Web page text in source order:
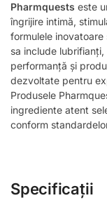
Pharmquests este
îngrijire intimă,
formulele
sa include
performanță și
dezvoltate pentru
Produsele
ingrediente atent
conform
Specificații